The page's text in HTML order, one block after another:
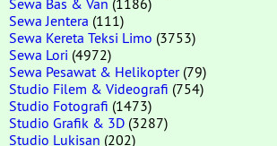
Sewa Jentera (111)
Sewa Kereta Teksi Limo (3753)
Sewa Lori (4972)
Sewa Pesawat & Helikopter(79)
Studio Filem & Videografi (754)
Studio Fotografi (1473)
Studio Grafik & 3D (3287)
Studio Lukisan (202)